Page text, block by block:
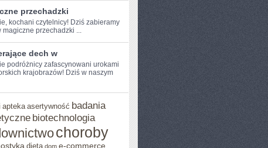
przechadzki
kochani ⁤czytelnicy! Dziś zabieramy
magiczne przechadzki ...
dech w
podróżnicy zafascynowani urokami
krajobrazów! Dziś w ⁣naszym
apteka asertywność badania
biotechnologia
choroby
dieta dom e-commerce